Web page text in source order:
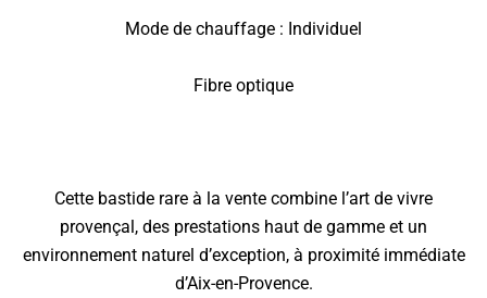
Mode de chauffage : Individuel
Fibre optique
Cette bastide rare à la vente combine l’art de vivre
provençal, des prestations haut de gamme et un
environnement naturel d’exception, à proximité immédiate
d’Aix-en-Provence.